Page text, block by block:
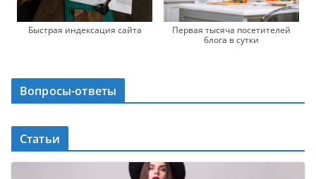
Быстрая индексация сайта
Первая тысяча посетителей
блога в сутки
Вопросы-ответы
Статьи